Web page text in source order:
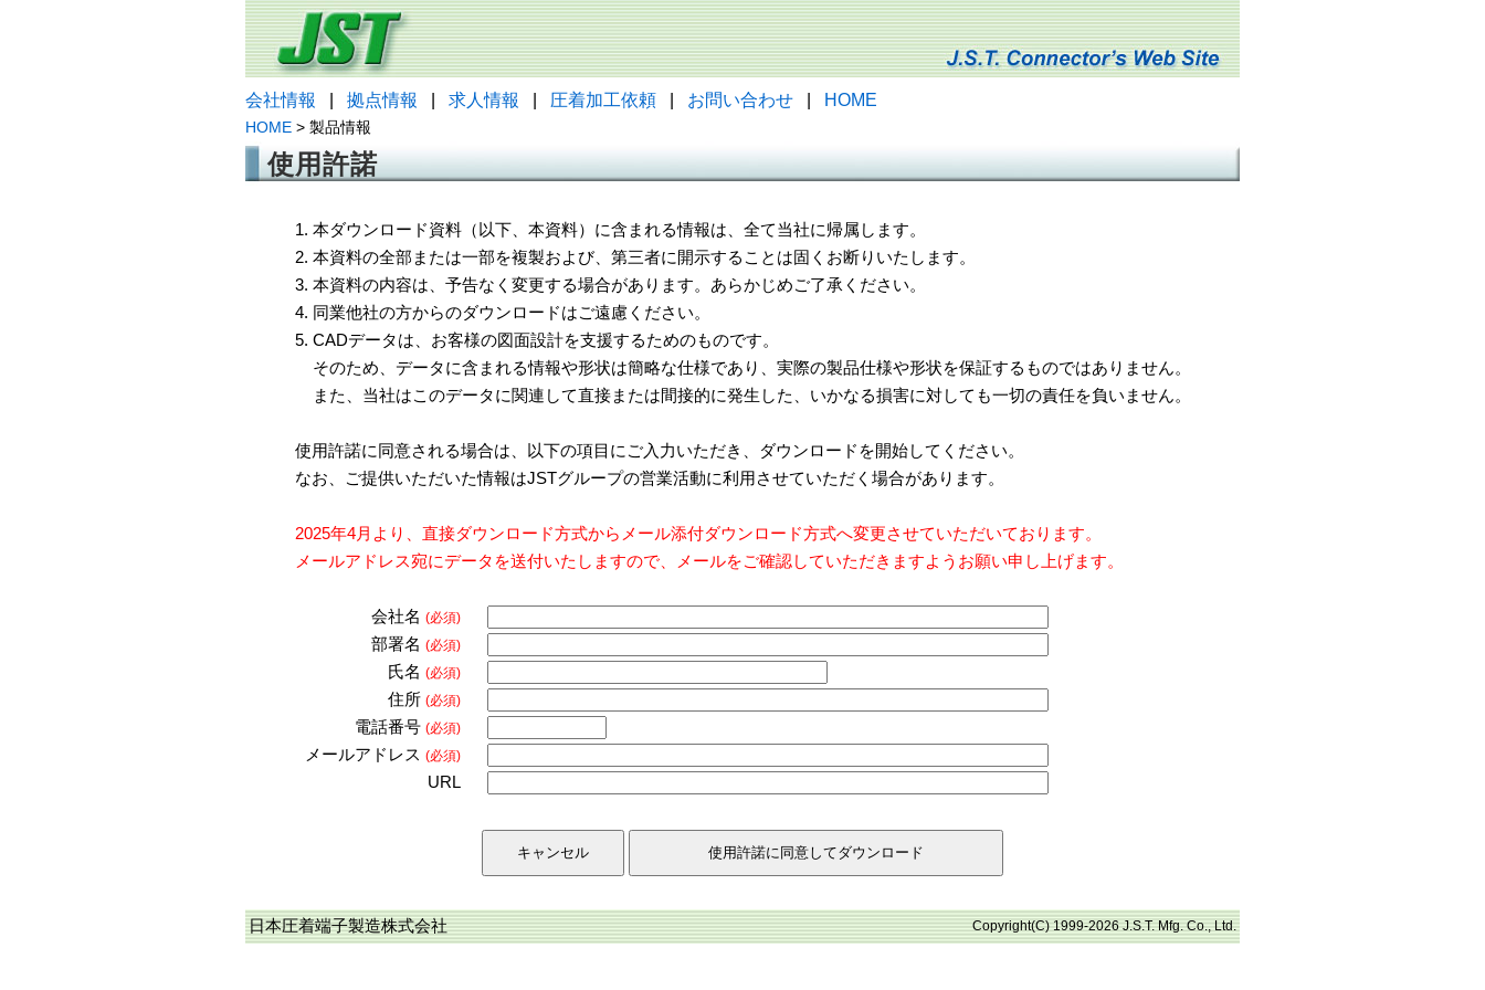
会社情報 拠点情報 求人情報 圧着加工依頼 お問い合わせ HOME
HOME > 製品情報
使用許諾
1. 本ダウンロード資料（以下、本資料）に含まれる情報は、全て当社に帰属します。
2. 本資料の全部または一部を複製および、第三者に開示することは固くお断りいたします。
3. 本資料の内容は、予告なく変更する場合があります。あらかじめご了承ください。
4. 同業他社の方からのダウンロードはご遠慮ください。
5. CADデータは、お客様の図面設計を支援するためのものです。
そのため、データに含まれる情報や形状は簡略な仕様であり、実際の製品仕様や形状を保証するものではありません。
また、当社はこのデータに関連して直接または間接的に発生した、いかなる損害に対しても一切の責任を負いません。
使用許諾に同意される場合は、以下の項目にご入力いただき、ダウンロードを開始してください。
なお、ご提供いただいた情報はJSTグループの営業活動に利用させていただく場合があります。
2025年4月より、直接ダウンロード方式からメール添付ダウンロード方式へ変更させていただいております。
メールアドレス宛にデータを送付いたしますので、メールをご確認していただきますようお願い申し上げます。
会社名 (必須)
部署名 (必須)
氏名 (必須)
住所 (必須)
電話番号 (必須)
メールアドレス (必須)
URL
日本圧着端子製造株式会社 Copyright(C) 1999-2026 J.S.T. Mfg. Co., Ltd.